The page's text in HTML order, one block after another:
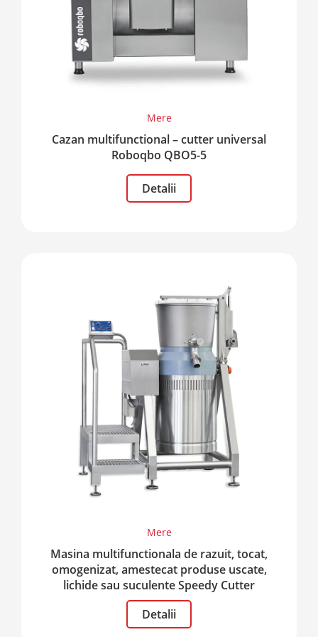
Mere
Cazan multifunctional – cutter universal
Roboqbo QBO5-5
Detalii
Mere
Masina multifunctionala de razuit, tocat,
omogenizat, amestecat produse uscate,
lichide sau suculente Speedy Cutter
Detalii